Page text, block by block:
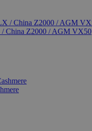
China Z2000 / AGM VX50